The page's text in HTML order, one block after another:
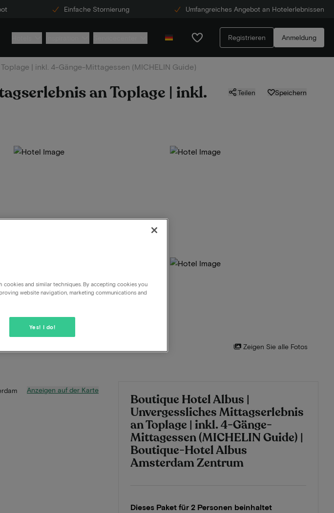
Einfache Stornierung Umfangreiches Angebot an Hotelerlebnissen
Registrieren Anmeldung
| inkl. 4-Gänge-Mittagessen (MICHELIN Guide)
an Toplage | inkl. Teilen Speichern
Zeigen Sie alle Fotos
Boutique Hotel Albus |
Unvergessliches Mittagserlebnis
an Toplage | inkl. 4-Gänge-
Mittagessen (MICHELIN Guide) |
Boutique-Hotel Albus
Amsterdam Zentrum
Dieses Paket für 2 Personen beinhaltet
Anzeigen auf der Karte
cookies and similar techniques. By accepting cookies you
website navigation, marketing communications and
Yes! I do!